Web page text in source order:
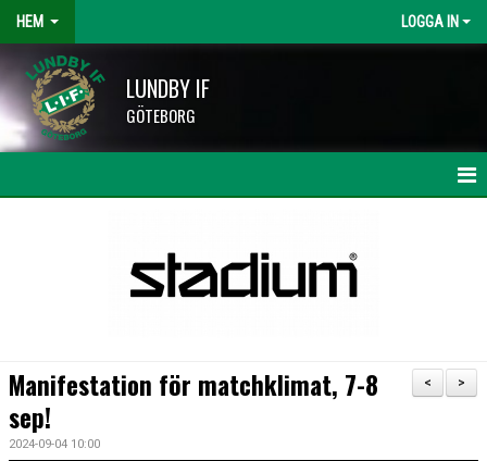
HEM LOGGA IN
LUNDBY IF
GÖTEBORG
HISINGSCUPEN
KLUBBSHOP
>
<
Manifestation för matchklimat, 7-8
sep!
2024-09-04 10:00